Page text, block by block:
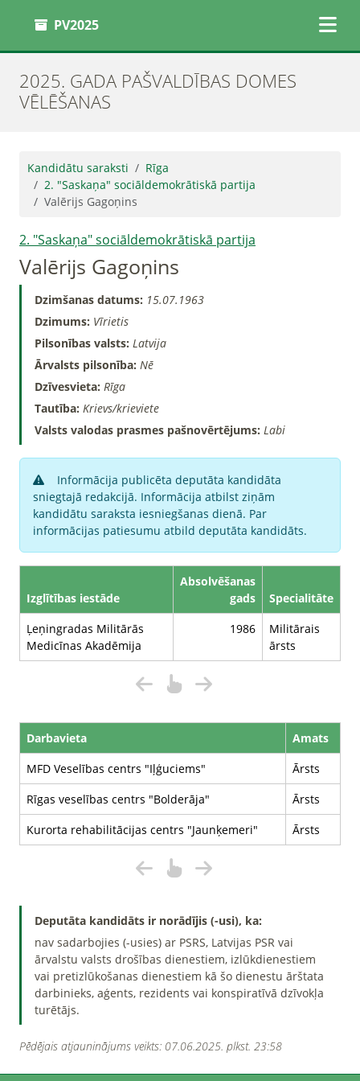
PV2025
2025. GADA PAŠVALDĪBAS DOMES
VĒLĒŠANAS
Kandidātu saraksti
Rīga
2. "Saskaņa" sociāldemokrātiskā partija
Valērijs Gagoņins
2. "Saskaņa" sociāldemokrātiskā partija
Valērijs Gagoņins
Dzimšanas datums: 15.07.1963
Dzimums: Vīrietis
Pilsonības valsts: Latvija
Ārvalsts pilsonība: Nē
Dzīvesvieta: Rīga
Tautība: Krievs/krieviete
Valsts valodas prasmes pašnovērtējums: Labi
Informācija publicēta deputāta kandidāta
sniegtajā redakcijā. Informācija atbilst ziņām
kandidātu saraksta iesniegšanas dienā. Par
informācijas patiesumu atbild deputāta kandidāts.
Izglītības iestāde
Absolvēšanas
gads
Specialitāte
Ļeņingradas Militārās
Medicīnas Akadēmija
1986
Militārais
ārsts
Darbavieta
Amats
MFD Veselības centrs "Iļģuciems"
Ārsts
Rīgas veselības centrs "Bolderāja"
Ārsts
Kurorta rehabilitācijas centrs "Jaunķemeri"
Ārsts
Deputāta kandidāts ir norādījis (-usi), ka:
nav sadarbojies (-usies) ar PSRS, Latvijas PSR vai
ārvalstu valsts drošības dienestiem, izlūkdienestiem
vai pretizlūkošanas dienestiem kā šo dienestu ārštata
darbinieks, aģents, rezidents vai konspiratīvā dzīvokļa
turētājs.
Pēdējais atjauninājums veikts: 07.06.2025. plkst. 23:58